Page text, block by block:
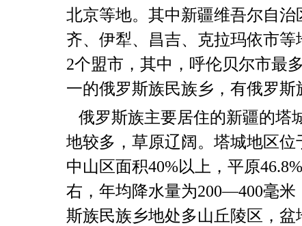
北京等地。其中新疆维吾尔自治
齐、伊犁、昌吉、克拉玛依市
2个盟市，其中，呼伦贝尔市最
一的俄罗斯族民族乡，有俄罗斯
俄罗斯族主要居住的新疆的塔
地较多，草原辽阔。塔城地区
中山区面积40%以上，平原46.8%
右，年均降水量为200—400毫米
斯族民族乡地处多山丘陵区，